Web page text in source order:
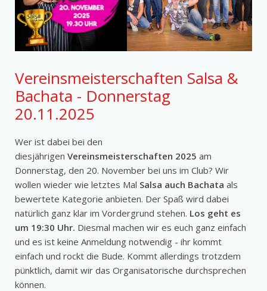
Vereinsmeisterschaften Salsa &
Bachata - Donnerstag
20.11.2025
Wer ist dabei bei den
diesjährigen Vereinsmeisterschaften 2025 am
Donnerstag, den 20. November bei uns im Club? Wir
wollen wieder wie letztes Mal Salsa auch Bachata als
bewertete Kategorie anbieten. Der Spaß wird dabei
natürlich ganz klar im Vordergrund stehen. Los geht es
um 19:30 Uhr. Diesmal machen wir es euch ganz einfach
und es ist keine Anmeldung notwendig - ihr kommt
einfach und rockt die Bude. Kommt allerdings trotzdem
pünktlich, damit wir das Organisatorische durchsprechen
können.